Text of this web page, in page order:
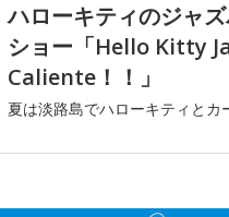
ハローキティのジャ
ショー「Hello Kitty
Caliente！！」
夏は淡路島でハローキティとカ